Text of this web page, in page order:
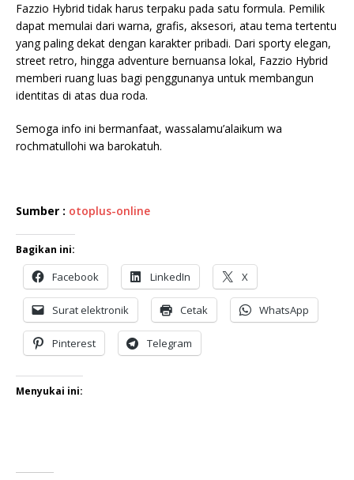
Fazzio Hybrid tidak harus terpaku pada satu formula. Pemilik
dapat memulai dari warna, grafis, aksesori, atau tema tertentu
yang paling dekat dengan karakter pribadi. Dari sporty elegan,
street retro, hingga adventure bernuansa lokal, Fazzio Hybrid
memberi ruang luas bagi penggunanya untuk membangun
identitas di atas dua roda.
Semoga info ini bermanfaat, wassalamu’alaikum wa
rochmatullohi wa barokatuh.
Sumber : otoplus-online
Bagikan ini:
Facebook LinkedIn X
Surat elektronik Cetak WhatsApp
Pinterest Telegram
Menyukai ini: